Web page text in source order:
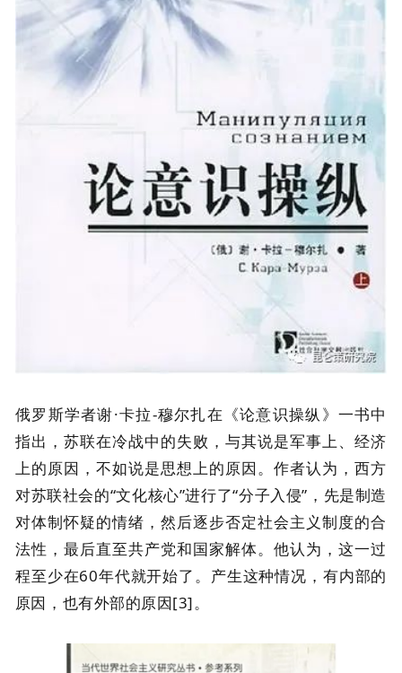
俄罗斯学者谢·卡拉-穆尔扎在《论意识操纵》一书中
指出，苏联在冷战中的失败，与其说是军事上、经济
上的原因，不如说是思想上的原因。作者认为，西方
对苏联社会的“文化核心”进行了“分子入侵”，先是制造
对体制怀疑的情绪，然后逐步否定社会主义制度的合
法性，最后直至共产党和国家解体。他认为，这一过
程至少在60年代就开始了。产生这种情况，有内部的
原因，也有外部的原因[3]。